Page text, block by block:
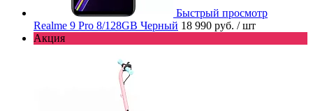
Быстрый просмотр
Realme 9 Pro 8/128GB Черный 18 990 руб. / шт
Акция